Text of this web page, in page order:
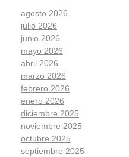
agosto 2026
julio 2026
junio 2026
mayo 2026
abril 2026
marzo 2026
febrero 2026
enero 2026
diciembre 2025
noviembre 2025
octubre 2025
septiembre 2025